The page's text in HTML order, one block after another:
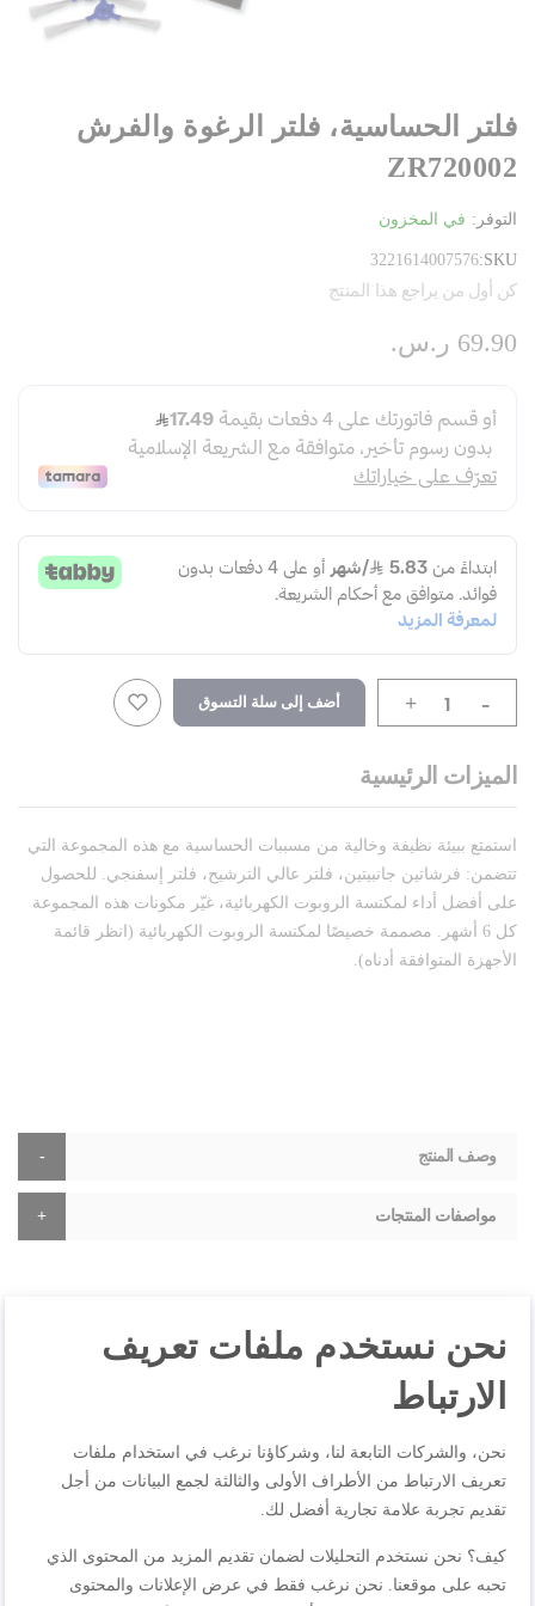
فلتر الحساسية، فلتر الرغوة والفرش
ZR720002
التوفر: في المخزون
SKU
3221614007576
كن أول من يراجع هذا المنتج
69.90 ر.س.‏
-
+ أضف إلى سلة التسوق
الميزات الرئيسية
استمتع ببيئة نظيفة وخالية من مسببات الحساسية مع هذه المجموعة التي
تتضمن: فرشاتين جانبيتين، فلتر عالي الترشيح، فلتر إسفنجي. للحصول
على أفضل أداء لمكنسة الروبوت الكهربائية، غيّر مكونات هذه المجموعة
كل 6 أشهر. مصممة خصيصًا لمكنسة الروبوت الكهربائية (انظر قائمة
الأجهزة المتوافقة أدناه).
المراجعات
اكتب مراجعتك الخاصة
أنت تراجع: فلتر الحساسية، فلتر الرغوة والفرش ZR720002
الجودة
وصف المنتج
مواصفات المنتجات
نحن نستخدم ملفات تعريف
الارتباط
نحن، والشركات التابعة لنا، وشركاؤنا نرغب في استخدام ملفات
تعريف الارتباط من الأطراف الأولى والثالثة لجمع البيانات من أجل
تقديم تجربة علامة تجارية أفضل لك.
كيف؟ نحن نستخدم التحليلات لضمان تقديم المزيد من المحتوى الذي
تحبه على موقعنا. نحن نرغب فقط في عرض الإعلانات والمحتوى